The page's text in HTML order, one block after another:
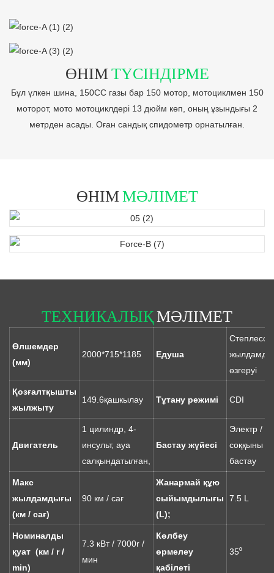
ӨНІМТҮСІНДІРМЕ
Бұл үлкен шина, 150CC газы бар 150 мотор, мотоциклмен 150
моторот, мото мотоциклдері 13 дюйм көп, оның ұзындығы 2
метрден асады. Оған сандық спидометр орнатылған.
ӨНІММӘЛІМЕТ
ТЕХНИКАЛЫҚМӘЛІМЕТ
Өлшемдер
(мм)
2000*715*1185 Едуша
Степлесс
өзгеруі
Қозғалтқышты
жылжыту
149.6қашкылау Тұтану режимі CDI
Двигатель
1 цилиндр, 4-
инсульт, ауа
салқындатылған,
Бастау жүйесі
Электр /
соққыны
бастау
Макс
жылдамдығы
(км / сағ)
90 км / сағ
Жанармай құю
сыйымдылығы
(L);
7.5 L
Номиналды
қуат (км / r /
min)
7.3 кВт / 7000r /
мин
Көлбеу
өрмелеу
қабілеті
35⁰